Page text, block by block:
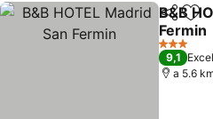
B&B
Fermin
Ver
3 Estrellas
9,1
a 5.6